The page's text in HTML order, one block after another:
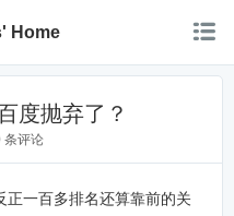
Home 
度抛弃了？
条评论
正一百多排名还算靠前的关